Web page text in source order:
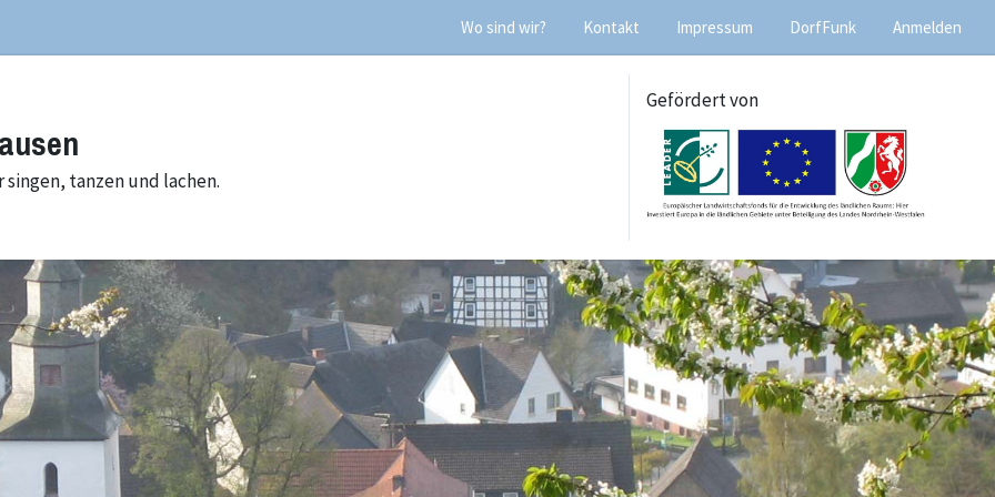
Wo sind wir? Kontakt Impressum DorfFunk Anmelden
tanzen und lachen.
Gefördert von